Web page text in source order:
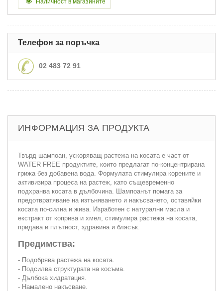
Телефон за поръчка
02 483 72 91
ИНФОРМАЦИЯ ЗА ПРОДУКТА
Твърд шампоан, ускоряващ растежа на косата е част от
WATER FREE продуктите, които предлагат по-концентрирана
грижа без добавена вода. Формулата стимулира корените и
активизира процеса на растеж, като същевременно
подхранва косата в дълбочина. Шампоанът помага за
предотвратяване на изтъняването и накъсването, оставяйки
косата по-силна и жива. Изработен с натурални масла и
екстракт от коприва и хмел, стимулира растежа на косата,
придава и плътност, здравина и блясък.
Предимства:
- Подобрява растежа на косата.
- Подсилва структурата на косъма.
- Дълбока хидратация.
- Намалено накъсване.